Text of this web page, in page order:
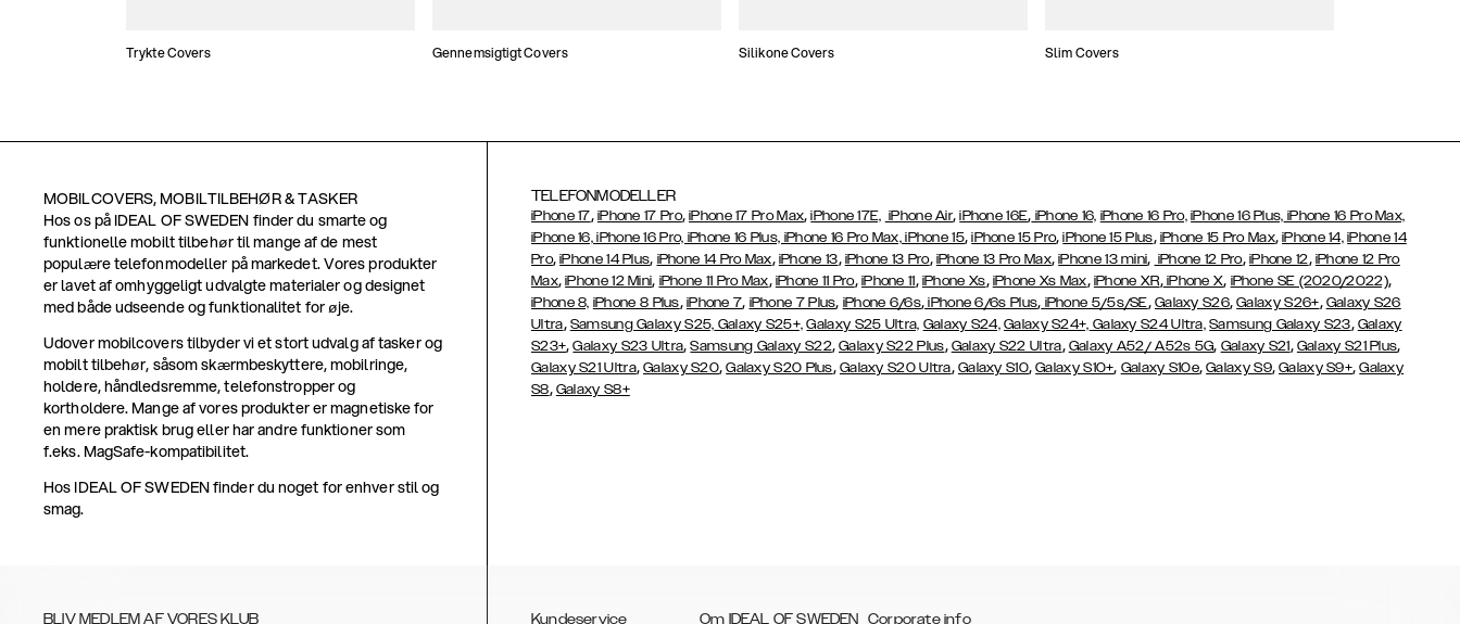
Trykte Covers Gennemsigtigt Covers Silikone Covers Slim Covers
MOBILCOVERS, MOBILTILBEHØR & TASKER
Hos os på IDEAL OF SWEDEN finder du smarte og
funktionelle mobilt tilbehør til mange af de mest
populære telefonmodeller på markedet. Vores produkter
er lavet af omhyggeligt udvalgte materialer og designet
med både udseende og funktionalitet for øje.
Udover mobilcovers tilbyder vi et stort udvalg af tasker og
mobilt tilbehør, såsom skærmbeskyttere, mobilringe,
holdere, håndledsremme, telefonstropper og
kortholdere. Mange af vores produkter er magnetiske for
en mere praktisk brug eller har andre funktioner som
f.eks. MagSafe-kompatibilitet.
Hos IDEAL OF SWEDEN finder du noget for enhver stil og
smag.
TELEFONMODELLER
iPhone 17, iPhone 17 Pro,iPhone 17 Pro Max,iPhone 17E, iPhone Air,iPhone 16E, iPhone 16, iPhone 16 Pro, iPhone 16 Plus, iPhone 16 Pro Max,
iPhone 16, iPhone 16 Pro, iPhone 16 Plus, iPhone 16 Pro Max, iPhone 15,iPhone 15 Pro,iPhone 15 Plus, iPhone 15 Pro Max,iPhone 14, iPhone 14
Pro,iPhone 14 Plus, iPhone 14 Pro Max, iPhone 13, iPhone 13 Pro, iPhone 13 Pro Max,iPhone 13 mini, iPhone 12 Pro, iPhone 12, iPhone 12 Pro
Max,iPhone 12 Mini, iPhone 11 Pro Max, iPhone 11 Pro, iPhone 11, iPhone Xs, iPhone Xs Max, iPhone XR,iPhone X, iPhone SE (2020/2022),
iPhone 8, iPhone 8 Plus, iPhone 7, iPhone 7 Plus, iPhone 6/6s, iPhone 6/6s Plus, iPhone 5/5s/SE, Galaxy S26,Galaxy S26+, Galaxy S26
Ultra, Samsung Galaxy S25, Galaxy S25+, Galaxy S25 Ultra, Galaxy S24, Galaxy S24+, Galaxy S24 Ultra, Samsung Galaxy S23, Galaxy
S23+,Galaxy S23 Ultra,Samsung Galaxy S22,Galaxy S22 Plus, Galaxy S22 Ultra, Galaxy A52/ A52s 5G, Galaxy S21, Galaxy S21 Plus,
Galaxy S21 Ultra,Galaxy S20,Galaxy S20 Plus, Galaxy S20 Ultra, Galaxy S10,Galaxy S10+, Galaxy S10e,Galaxy S9,Galaxy S9+,Galaxy
S8, Galaxy S8+
BLIV MEDLEM AF VORES KLUB Kundeservice Om IDEAL OF SWEDEN Corporate info